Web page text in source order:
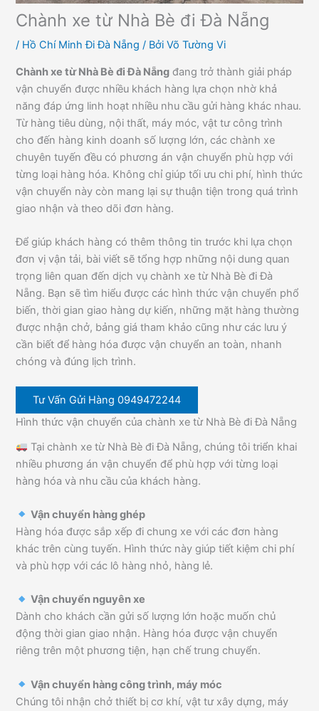
Chành xe từ Nhà Bè đi Đà Nẵng
/ Hồ Chí Minh Đi Đà Nẵng / BởiVõ Tường Vi
Chành xe từ Nhà Bè đi Đà Nẵng đang trở thành giải pháp
vận chuyển được nhiều khách hàng lựa chọn nhờ khả
năng đáp ứng linh hoạt nhiều nhu cầu gửi hàng khác nhau.
Từ hàng tiêu dùng, nội thất, máy móc, vật tư công trình
cho đến hàng kinh doanh số lượng lớn, các chành xe
chuyên tuyến đều có phương án vận chuyển phù hợp với
từng loại hàng hóa. Không chỉ giúp tối ưu chi phí, hình thức
vận chuyển này còn mang lại sự thuận tiện trong quá trình
giao nhận và theo dõi đơn hàng.
Để giúp khách hàng có thêm thông tin trước khi lựa chọn
đơn vị vận tải, bài viết sẽ tổng hợp những nội dung quan
trọng liên quan đến dịch vụ chành xe từ Nhà Bè đi Đà
Nẵng. Bạn sẽ tìm hiểu được các hình thức vận chuyển phổ
biến, thời gian giao hàng dự kiến, những mặt hàng thường
được nhận chở, bảng giá tham khảo cũng như các lưu ý
cần biết để hàng hóa được vận chuyển an toàn, nhanh
chóng và đúng lịch trình.
Tư Vấn Gửi Hàng 0949472244
Hình thức vận chuyển của chành xe từ Nhà Bè đi Đà Nẵng
Tại chành xe từ Nhà Bè đi Đà Nẵng, chúng tôi triển khai
nhiều phương án vận chuyển để phù hợp với từng loại
hàng hóa và nhu cầu của khách hàng.
Vận chuyển hàng ghép
Hàng hóa được sắp xếp đi chung xe với các đơn hàng
khác trên cùng tuyến. Hình thức này giúp tiết kiệm chi phí
và phù hợp với các lô hàng nhỏ, hàng lẻ.
Vận chuyển nguyên xe
Dành cho khách cần gửi số lượng lớn hoặc muốn chủ
động thời gian giao nhận. Hàng hóa được vận chuyển
riêng trên một phương tiện, hạn chế trung chuyển.
Vận chuyển hàng công trình, máy móc
Chúng tôi nhận chở thiết bị cơ khí, vật tư xây dựng, máy